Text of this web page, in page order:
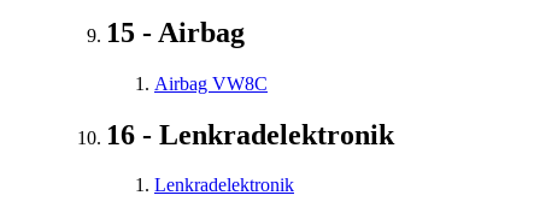
15 - Airbag
Airbag VW8C
16 - Lenkradelektronik
Lenkradelektronik